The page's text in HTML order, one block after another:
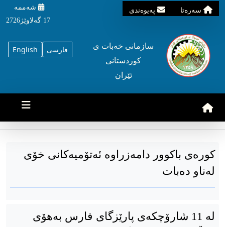
سه‌ره‌تا په‌یوه‌ندی
شه‌ممه‌
17 گه‌لاوێژ2726
English فارسی
سازمانی خه‌بات ی
کوردستانی
ئێران
کورەی باکوور دامەزراوە ئەتۆمیەکانی خۆی
لەناو دەبات
لە 11 شارۆچکەی پارێزگای فارس بەهۆی